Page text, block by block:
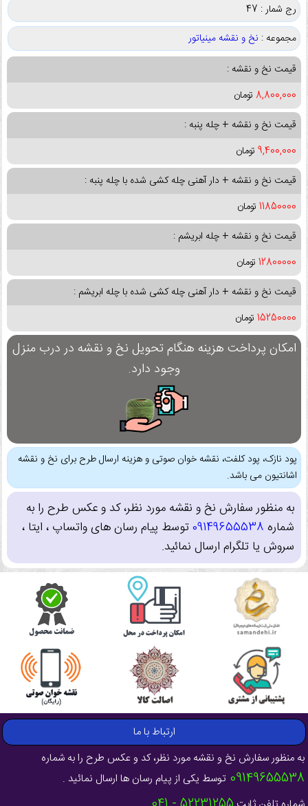
رج شمار : 47
مجموعه : نخ و نقشه مینیاتور
قیمت نخ و نقشه :
8,800,000 تومان
قیمت نخ و نقشه + چله پنبه :
9,400,000 تومان
قیمت نخ و نقشه + دار آهنی چله کشی شده با چله پنبه :
11850000 تومان
قیمت نخ و نقشه + چله ابریشم :
12800000 تومان
قیمت نخ و نقشه + دار آهنی چله کشی شده با چله ابریشم :
15250000 تومان
امکان پرداخت هزینه هنگام تحویل نخ و نقشه در درب منزل
وجود دارد.
پود نازک، پود کلفت، نقشه خوان صوتی و هزینه ارسال طرح برای نخ و نقشه
اشانتیون می باشد.
به منظور سفارش نخ و نقشه مورد نظر، کد و عکس طرح را به
شماره 09149655538توسط پیام رسان های واتساپ ، ایتا ،
سروش یا تلگرام ارسال نمائید.
ارتباط با ما
به منظور سفارش نخ و نقشه مورد نظر، کد و عکس طرح را به شماره
09149655538 توسط یکی از پیام رسان ها ارسال نمائید .